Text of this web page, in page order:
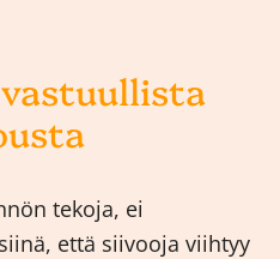
tekoja, ei
että siivooja viihtyy